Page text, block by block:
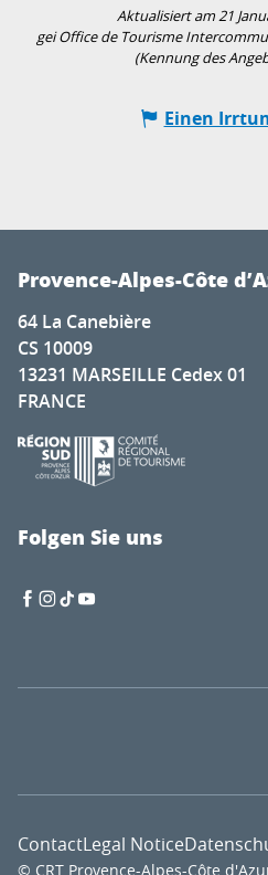
Aktualisiert am 21
gei Office de Tourisme
(Kennung des
Einen
Provence-Alpes-Côte
64 La Canebière
CS 10009
13231 MARSEILLE Cedex 01
FRANCE
Folgen Sie uns
© CRT Provence-Alpes-Côte
ContactLegal Notice